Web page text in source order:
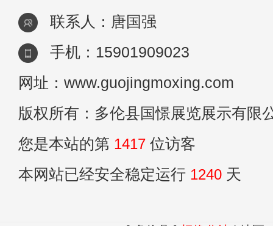
联系人：唐国强
手机：15901909023
网址：www.guojingmoxing.com
版权所有：多伦县国憬展览展示有限
您是本站的第 1417 位访客
本网站已经安全稳定运行 1240 天